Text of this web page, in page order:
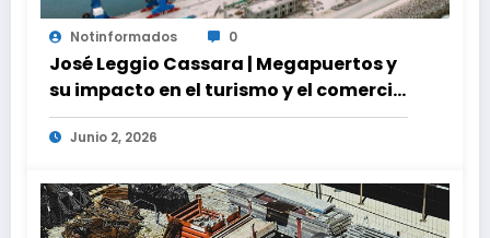
Notinformados 0
José Leggio Cassara | Megapuertos y
su impacto en el turismo y el comercio
global
Junio 2, 2026